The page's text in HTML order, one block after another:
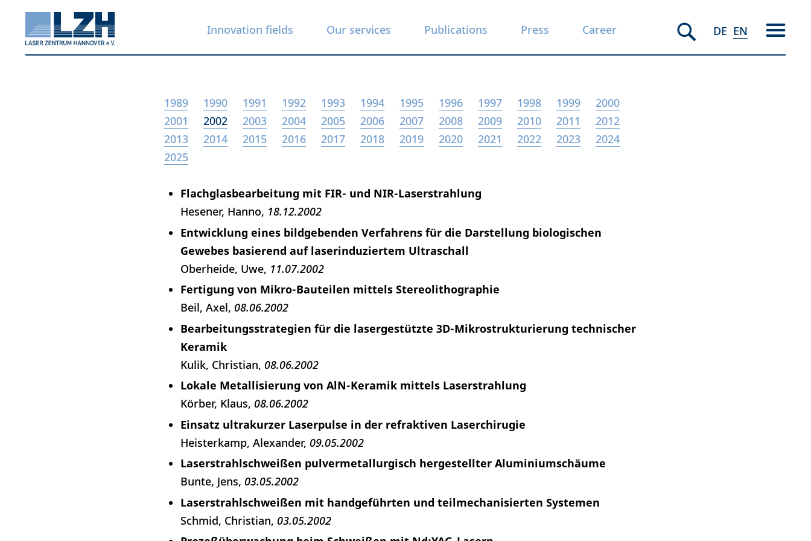
Innovation fields Our services Publications Press Career DE EN
1989 1990 1991 1992 1993 1994 1995 1996 1997 1998 1999
2000
2001
2002 2003 2004 2005 2006 2007 2008 2009 2010 2011
2012
2013
2014 2015 2016 2017 2018 2019 2020 2021 2022 2023
2024
2025
Flachglasbearbeitung mit FIR- und NIR-Laserstrahlung
Hesener, Hanno 18.12.2002
Entwicklung eines bildgebenden Verfahrens für die Darstellung biologischen
Gewebes basierend auf laserinduziertem Ultraschall
Oberheide, Uwe 11.07.2002
Fertigung von Mikro-Bauteilen mittels Stereolithographie
Beil, Axel 08.06.2002
Bearbeitungsstrategien für die lasergestützte 3D-Mikrostrukturierung technischer
Keramik
Kulik, Christian 08.06.2002
Lokale Metallisierung von AlN-Keramik mittels Laserstrahlung
Körber, Klaus 08.06.2002
Einsatz ultrakurzer Laserpulse in der refraktiven Laserchirugie
Heisterkamp, Alexander 09.05.2002
Laserstrahlschweißen pulvermetallurgisch hergestellter Aluminiumschäume
Bunte, Jens 03.05.2002
Laserstrahlschweißen mit handgeführten und teilmechanisierten Systemen
Schmid, Christian 03.05.2002